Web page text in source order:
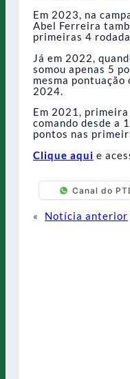
Em 2023, na
Abel Ferreira
primeiras 4
Já em 2022,
somou apenas 5
mesma
2024.
Em 2021,
comando desde a
pontos nas
Clique aqui e
Canal do
«
Notícia anterior